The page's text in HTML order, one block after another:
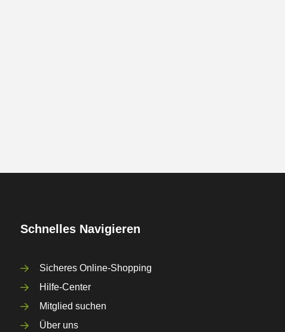
Schnelles Navigieren
Sicheres Online-Shopping
Hilfe-Center
Mitglied suchen
Über uns